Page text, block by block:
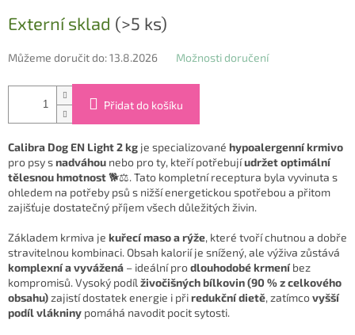
cena:
Externí sklad (>5 ks)
Můžeme doručit do:13.8.2026 Možnosti doručení
Přidat do košíku
Calibra Dog EN Light 2 kg je specializované hypoalergenní krmivo
pro psy snadváhou nebo pro ty, kteří potřebujíudržet optimální
tělesnou hmotnost🐕⚖️. Tato kompletní receptura byla vyvinuta s
ohledem na potřeby psů s nižší energetickou spotřebou a přitom
zajišťuje dostatečný příjem všech důležitých živin.
Základem krmiva je kuřecí maso a rýže, které tvoří chutnou a dobře
stravitelnou kombinaci. Obsah kalorií je snížený, ale výživa zůstává
komplexní a vyvážená – ideální prodlouhodobé krmeníbez
kompromisů. Vysoký podíl živočišných bílkovin (90 % z celkového
obsahu)zajistí dostatek energie i přiredukční dietě, zatímcovyšší
podíl vlákniny pomáhá navodit pocit sytosti.